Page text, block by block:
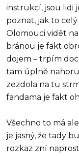
instrukcí, jsou lidi
poznat, jak to
Olomouci vidět
bránou je fakt
dojem – trpím
tam úplně
zezdola na tu
fandama je fakt
Všechno to má
je jasný, že tady
rozkaz zní